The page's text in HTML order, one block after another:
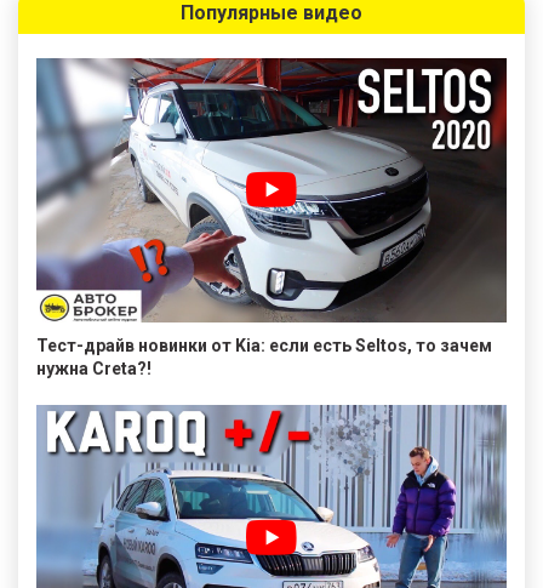
Популярные видео
Тест-драйв новинки от Kia: если есть Seltos, то зачем
нужна Creta?!